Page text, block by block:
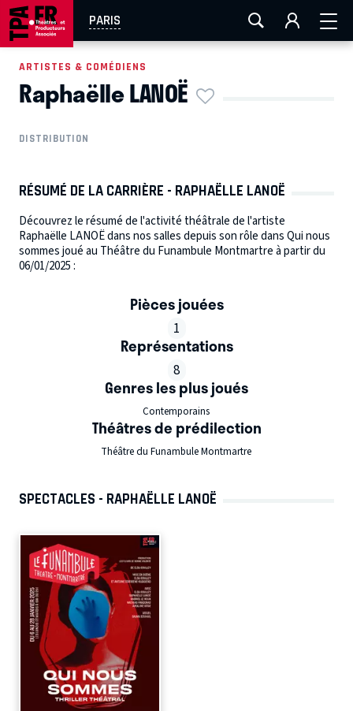
PARIS
AIX-MARSEILLE LA ROCHELLE
EN TOURNÉE
ARTISTES & COMÉDIENS
Raphaëlle LANOË
DISTRIBUTION
RÉSUMÉ DE LA CARRIÈRE - RAPHAËLLE LANOË
Découvrez le résumé de l'activité théâtrale de l'artiste
Raphaëlle LANOË dans nos salles depuis son rôle dans Qui nous
sommes joué au Théâtre du Funambule Montmartre à partir du
06/01/2025 :
Pièces jouées
1
Représentations
8
Genres les plus joués
Contemporains
Théâtres de prédilection
Théâtre du Funambule Montmartre
SPECTACLES - RAPHAËLLE LANOË